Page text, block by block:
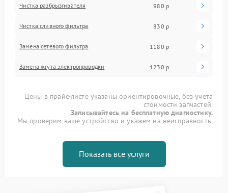
Чистка разбрызгивателя 980 р
Чистка сливного фильтра 830 р
Замена сетевого фильтра 1180 р
Замена жгута электропроводки 1230 р
Цены в прайс-листе указаны ориентировочные, без учета
стоимости запчастей.
Записывайтесь на бесплатную диагностику.
Мы проверим ваше устройство и укажем на неисправность.
Показать все услуги